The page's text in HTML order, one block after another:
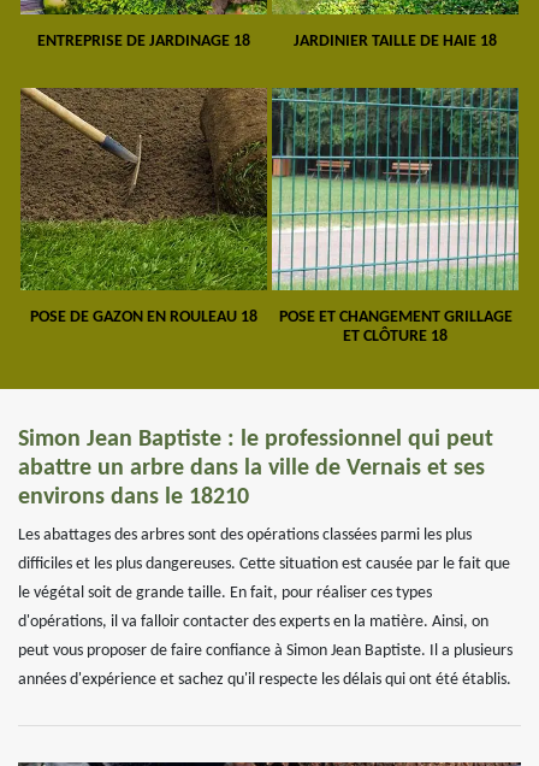
ENTREPRISE DE JARDINAGE 18 JARDINIER TAILLE DE HAIE 18
POSE DE GAZON EN ROULEAU 18
POSE ET CHANGEMENT GRILLAGE
ET CLÔTURE 18
Simon Jean Baptiste : le professionnel qui peut
abattre un arbre dans la ville de Vernais et ses
environs dans le 18210
Les abattages des arbres sont des opérations classées parmi les plus
difficiles et les plus dangereuses. Cette situation est causée par le fait que
le végétal soit de grande taille. En fait, pour réaliser ces types
d'opérations, il va falloir contacter des experts en la matière. Ainsi, on
peut vous proposer de faire confiance à Simon Jean Baptiste. Il a plusieurs
années d'expérience et sachez qu'il respecte les délais qui ont été établis.